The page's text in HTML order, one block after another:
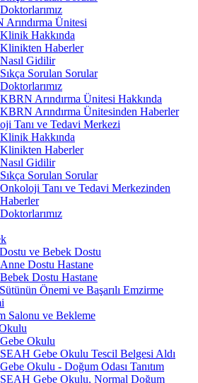
Doktorlarımız
Arındırma Ünitesi
Klinik Hakkında
Klinikten Haberler
Nasıl Gidilir
Sıkça Sorulan Sorular
Doktorlarımız
KBRN Arındırma Ünitesi Hakkında
KBRN Arındırma Ünitesinden Haberler
Tanı ve Tedavi Merkezi
Klinik Hakkında
Klinikten Haberler
Nasıl Gidilir
Sıkça Sorulan Sorular
Onkoloji Tanı ve Tedavi Merkezinden
Haberler
Doktorlarımız
ve Bebek Dostu
Anne Dostu Hastane
Bebek Dostu Hastane
Önemi ve Başarılı Emzirme
Salonu ve Bekleme
Gebe Okulu
SEAH Gebe Okulu Tescil Belgesi Aldı
Gebe Okulu - Doğum Odası Tanıtım
SEAH Gebe Okulu, Normal Doğum